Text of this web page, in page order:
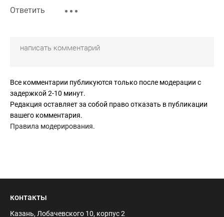
Ответить
Все комментарии публикуются только после модерации с
задержкой 2-10 минут.
Редакция оставляет за собой право отказать в публикации
вашего комментария.
Правила модерирования.
контакты
Казань, Лобачевского 10, корпус 2